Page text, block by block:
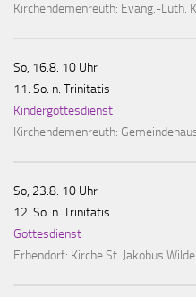
Kirchendemenreuth: Evang.-Luth.
So, 16.8. 10 Uhr
11. So. n. Trinitatis
Kindergottesdienst
Kirchendemenreuth:
So, 23.8. 10 Uhr
12. So. n. Trinitatis
Gottesdienst
Erbendorf: Kirche St. Jakobus